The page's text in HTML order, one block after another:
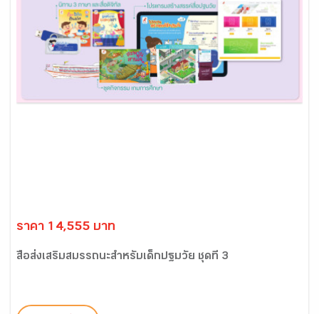
ราคา 14,555 บาท
สื่อส่งเสริมสมรรถนะสำหรับเด็กปฐมวัย ชุดที่ 3